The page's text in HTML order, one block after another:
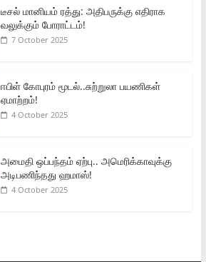
டீசல் மானியம் ரத்து: அதிபருக்கு எதிராக
வலுக்கும் போராட்டம்!
7 October 2025
ஈபிள் கோபுரம் மூடல்..சுற்றுலா பயணிகள்
ஏமாற்றம்!
4 October 2025
அமைதி ஒப்பந்தம் ஏற்பு.. அமெரிக்காவுக்கு
அடிபணிந்தது ஹமாஸ்!
4 October 2025